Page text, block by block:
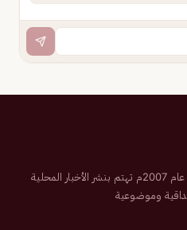
صحيفة إلكترونية سعودية تم تأسيسها عام 2007م تهتم بنشر الأخبار المحلية
وموضوعية